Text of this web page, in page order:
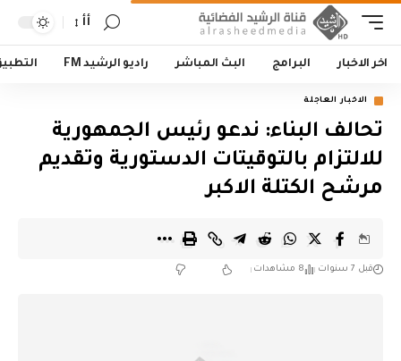
أأ
اخر الاخبار البرامج البث المباشر راديو الرشيد FM
الاخبار العاجلة
تحالف البناء: ندعو رئيس الجمهورية
للالتزام بالتوقيتات الدستورية وتقديم
مرشح الكتلة الاكبر
قبل 7 سنوات 8 مشاهدات